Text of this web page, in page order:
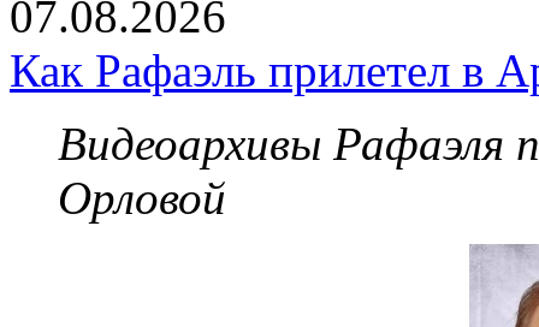
07.08.2026
Как Рафаэль прилетел в
Видеоархивы Рафаэля
Орловой